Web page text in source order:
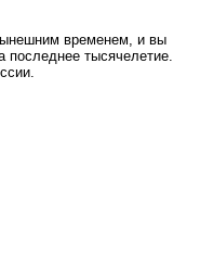
временем, и вы
последнее тысячелетие.